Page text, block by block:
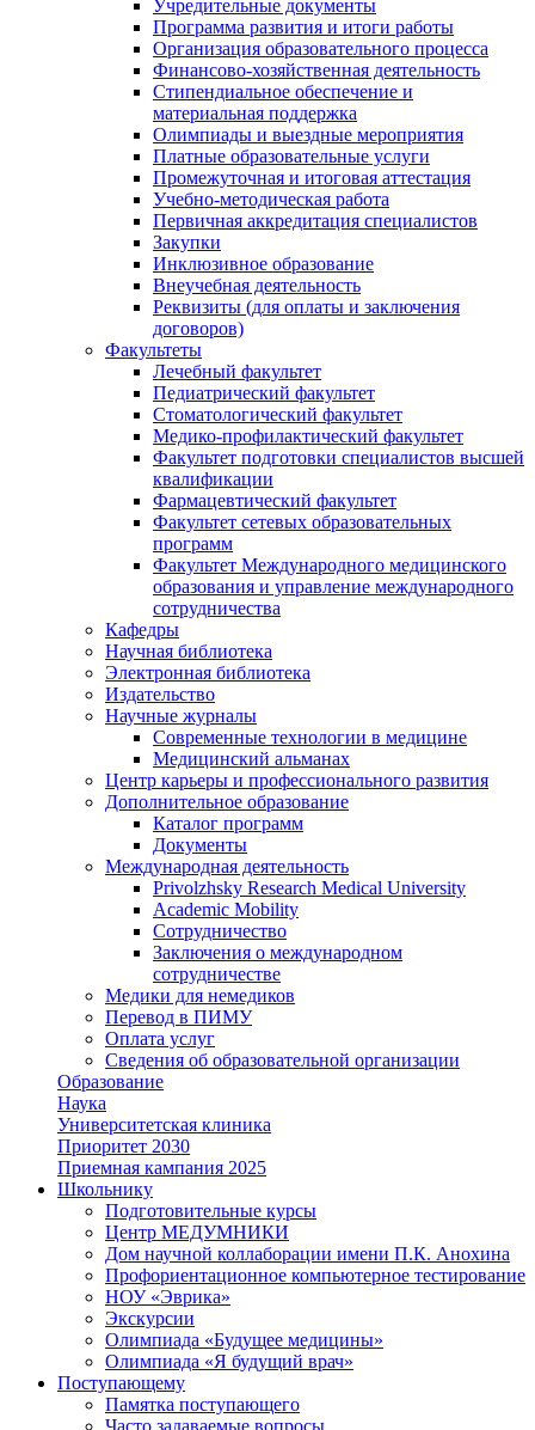
Учредительные документы
Программа развития и итоги работы
Организация образовательного процесса
Финансово-хозяйственная деятельность
Стипендиальное обеспечение и
материальная поддержка
Олимпиады и выездные мероприятия
Платные образовательные услуги
Промежуточная и итоговая аттестация
Учебно-методическая работа
Первичная аккредитация специалистов
Закупки
Инклюзивное образование
Внеучебная деятельность
Реквизиты (для оплаты и заключения
договоров)
Факультеты
Лечебный факультет
Педиатрический факультет
Стоматологический факультет
Медико-профилактический факультет
Факультет подготовки специалистов высшей
квалификации
Фармацевтический факультет
Факультет сетевых образовательных
программ
Факультет Международного медицинского
образования и управление международного
сотрудничества
Кафедры
Научная библиотека
Электронная библиотека
Издательство
Научные журналы
Современные технологии в медицине
Медицинский альманах
Центр карьеры и профессионального развития
Дополнительное образование
Каталог программ
Документы
Международная деятельность
Privolzhsky Research Medical University
Academic Mobility
Сотрудничество
Заключения о международном
сотрудничестве
Медики для немедиков
Перевод в ПИМУ
Оплата услуг
Сведения об образовательной организации
Образование
Наука
Университетская клиника
Приоритет 2030
Приемная кампания 2025
Школьнику
Подготовительные курсы
Центр МЕДУМНИКИ
Дом научной коллаборации имени П.К. Анохина
Профориентационное компьютерное тестирование
НОУ «Эврика»
Экскурсии
Олимпиада «Будущее медицины»
Олимпиада «Я будущий врач»
Поступающему
Памятка поступающего
Часто задаваемые вопросы